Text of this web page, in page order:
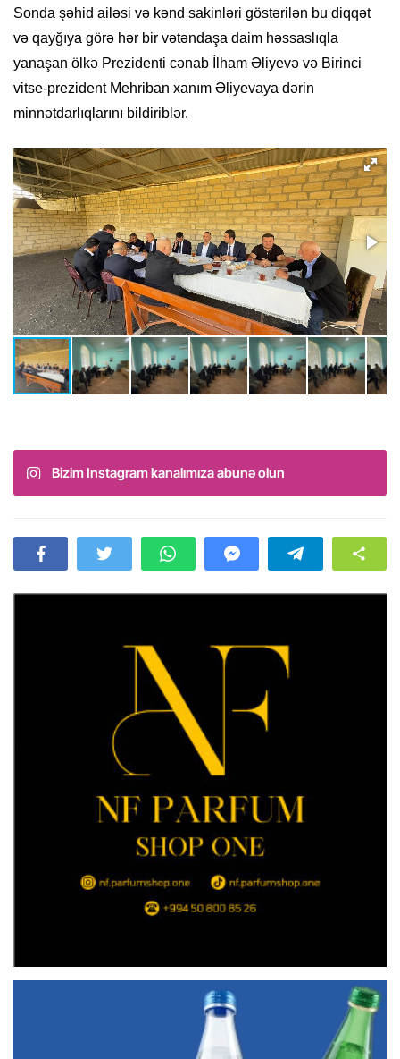
Sonda şəhid ailəsi və kənd sakinləri göstərilən bu diqqət
və qayğıya görə hər bir vətəndaşa daim həssaslıqla
yanaşan ölkə Prezidenti cənab İlham Əliyevə və Birinci
vitse-prezident Mehriban xanım Əliyevaya dərin
minnətdarlıqlarını bildiriblər.
Bizim Instagram kanalımıza abunə olun